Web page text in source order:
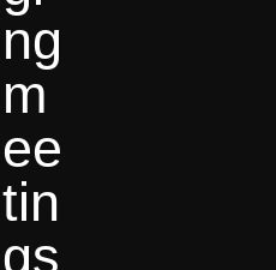
ng
m
ee
tin
gs